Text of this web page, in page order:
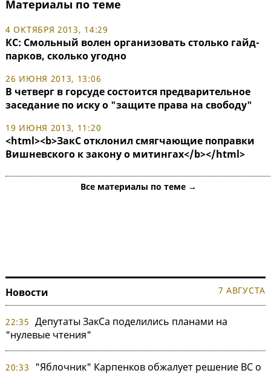
Материалы по теме
4 ОКТЯБРЯ 2013, 14:29
КС: Смольный волен организовать столько гайд-
парков, сколько угодно
26 ИЮНЯ 2013, 13:06
В четверг в горсуде состоится предварительное
заседание по иску о "защите права на свободу"
19 ИЮНЯ 2013, 11:20
<html><b>ЗакС отклонил смягчающие поправки
Вишневского к закону о митингах</b></html>
Все материалы по теме →
Новости 7 АВГУСТА
22:35 Депутаты ЗакСа поделились планами на
"нулевые чтения"
20:33
"Яблочник" Карпенков обжалует решение ВС о